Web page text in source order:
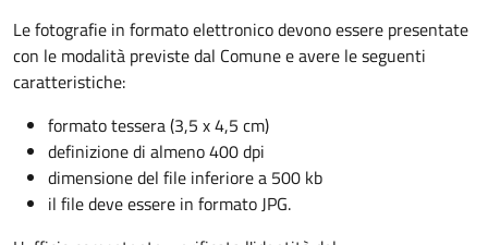
Le fotografie in formato elettronico devono essere presentate
con le modalità previste dal Comune e avere le seguenti
caratteristiche:
formato tessera (3,5 x 4,5 cm)
definizione di almeno 400 dpi
dimensione del file inferiore a 500 kb
il file deve essere in formato JPG.